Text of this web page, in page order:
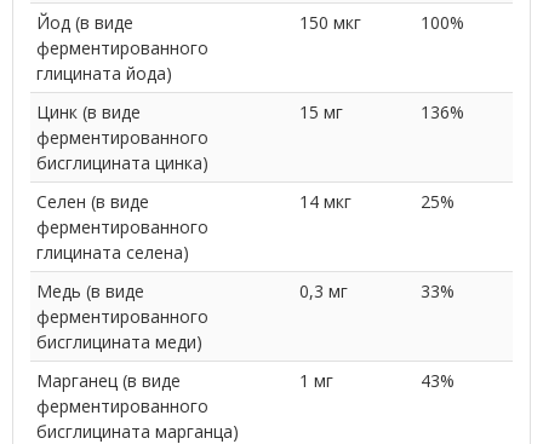
Йод (в виде
ферментированного
глицината йода)
150 мкг 100%
Цинк (в виде
ферментированного
бисглицината цинка)
15 мг 136%
Селен (в виде
ферментированного
глицината селена)
14 мкг 25%
Медь (в виде
ферментированного
бисглицината меди)
0,3 мг 33%
Марганец (в виде
ферментированного
бисглицината марганца)
1 мг 43%